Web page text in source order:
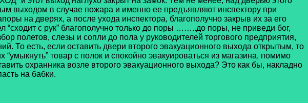
выходом в случае пожара и именно ее предъявляют инспектору при
на дверях, а после ухода инспектора, благополучно закрыв их за его
с рук” благополучно только до поры ……..до поры, не приведи бог,
полетов, слезы и сопли до пола у руководителей торгового предприятия,
То есть, если оставить двери второго эвакуационного выхода открытым, то
товар с полок и спокойно эвакуироваться из магазина, помимо
охранника возле второго эвакуационного выхода? Это как бы, накладно
на бабки.